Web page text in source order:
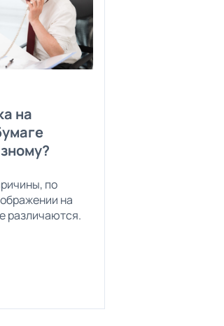
на
по
на
различаются.